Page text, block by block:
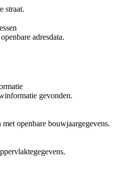
straat.
adresdata.
gevonden.
openbare bouwjaargegevens.